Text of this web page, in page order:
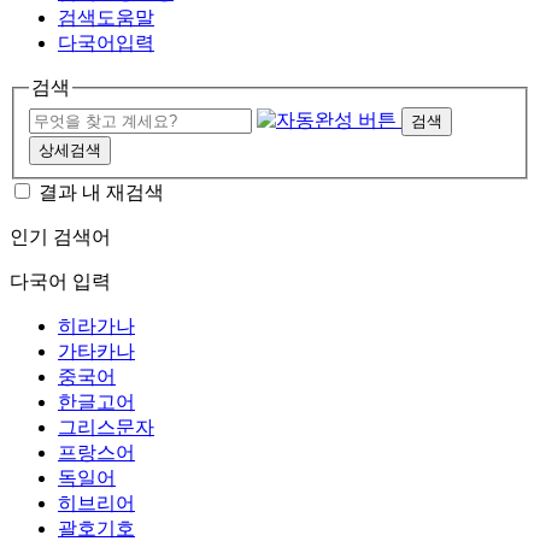
검색도움말
다국어입력
검색
검색
상세검색
결과 내 재검색
인기 검색어
다국어 입력
히라가나
가타카나
중국어
한글고어
그리스문자
프랑스어
독일어
히브리어
괄호기호